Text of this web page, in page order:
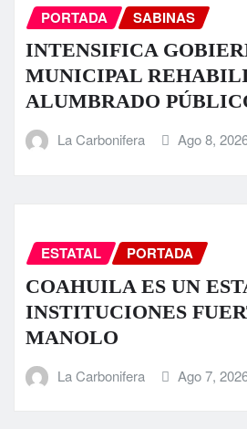
PORTADA SABINAS
INTENSIFICA
MUNICIPAL
ALUMBRADO
La Carbonifera Ago 8,
ESTATAL PORTADA
COAHUILA ES UN
INSTITUCIONES
MANOLO
La Carbonifera Ago 7,